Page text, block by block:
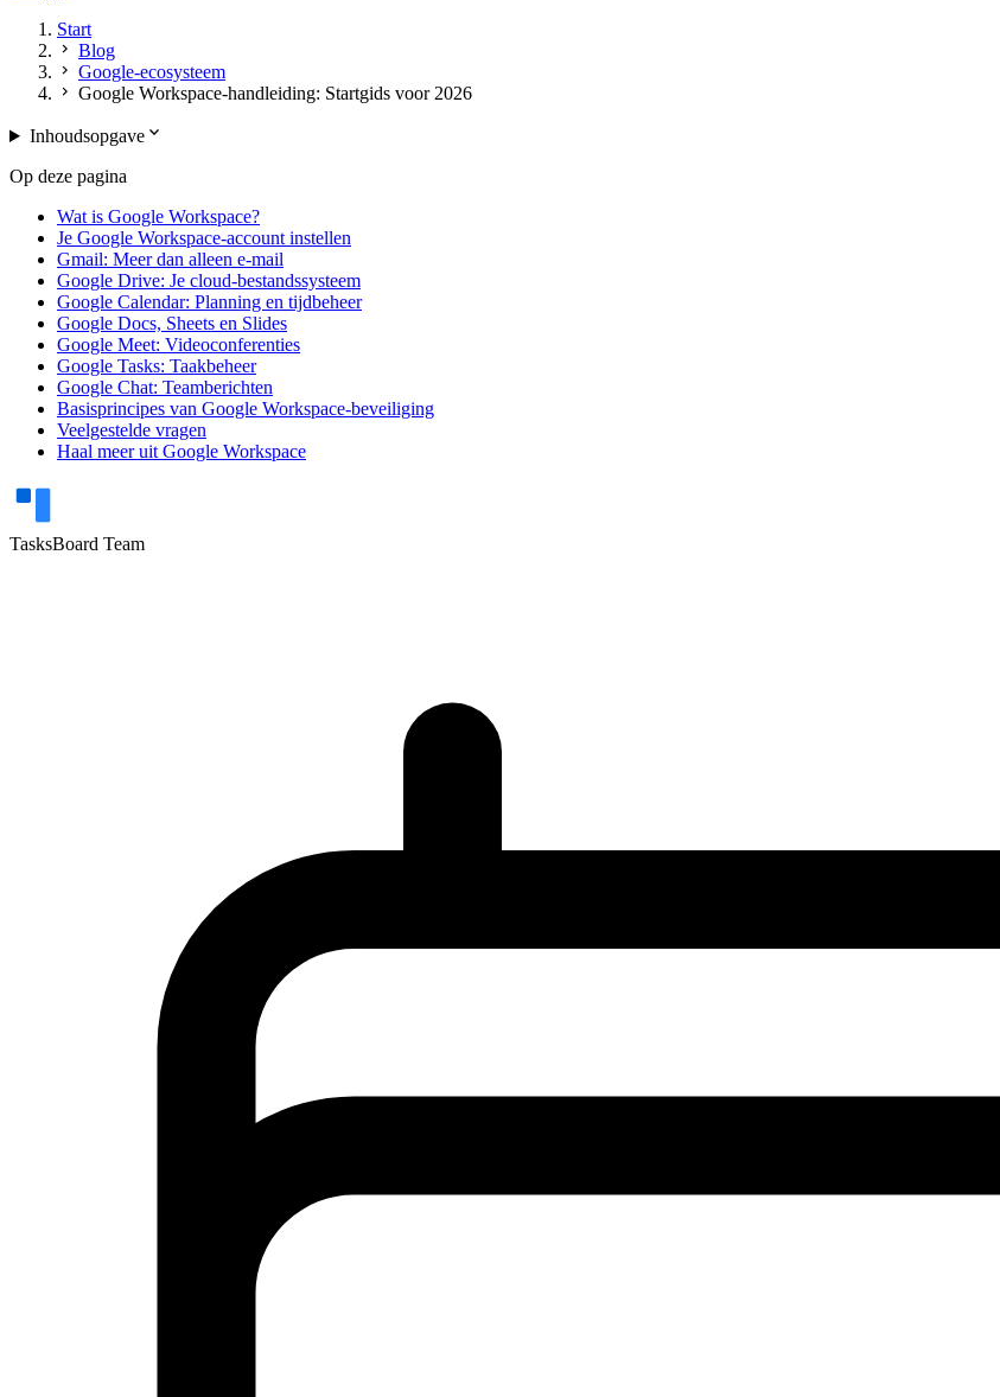
Start
chevron_right Blog
chevron_right Google-ecosysteem
chevron_right Google Workspace-handleiding: Startgids voor 2026
Inhoudsopgaveexpand_more
Op deze pagina
Wat is Google Workspace?
Je Google Workspace-account instellen
Gmail: Meer dan alleen e-mail
Google Drive: Je cloud-bestandssysteem
Google Calendar: Planning en tijdbeheer
Google Docs, Sheets en Slides
Google Meet: Videoconferenties
Google Tasks: Taakbeheer
Google Chat: Teamberichten
Basisprincipes van Google Workspace-beveiliging
Veelgestelde vragen
Haal meer uit Google Workspace
TasksBoard Team